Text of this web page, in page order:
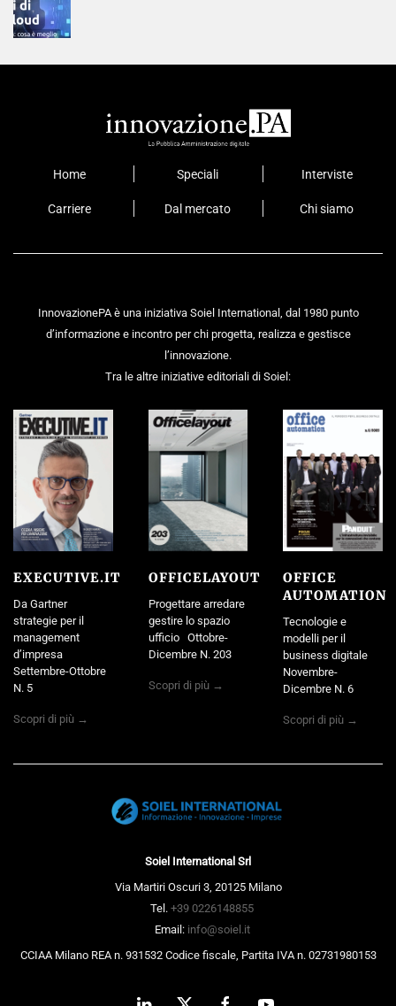
Home Speciali Interviste
Carriere Dal mercato Chi siamo
InnovazionePA è una iniziativa Soiel International, dal 1980 punto
d’informazione e incontro per chi progetta, realizza e gestisce
l’innovazione.
Tra le altre iniziative editoriali di Soiel:
EXECUTIVE.IT
Da Gartner
strategie per il
management
d’impresa
Settembre-Ottobre
N. 5
Scopri di più →
OFFICELAYOUT
Progettare arredare
gestire lo spazio
ufficio Ottobre-
Dicembre N. 203
Scopri di più →
OFFICE
AUTOMATION
Tecnologie e
modelli per il
business digitale
Novembre-
Dicembre N. 6
Scopri di più →
Soiel International Srl
Via Martiri Oscuri 3, 20125 Milano
Tel. +39 0226148855
Email: info@soiel.it
CCIAA Milano REA n. 931532 Codice fiscale, Partita IVA n. 02731980153